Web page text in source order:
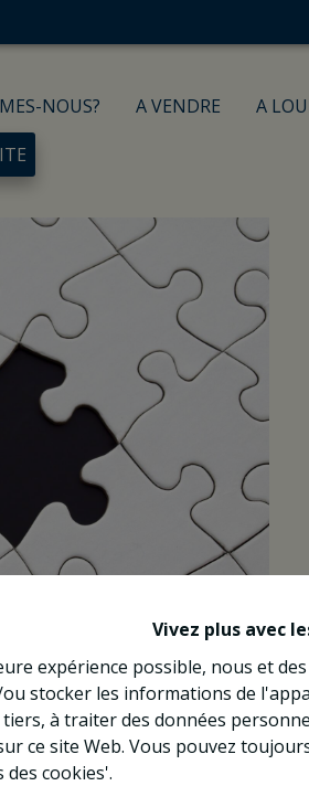
Vivez plus avec
expérience possible, nous et
stocker les informations de
à traiter des données
ce site Web. Vous pouvez
cookies'.
NOUS? A VENDRE A